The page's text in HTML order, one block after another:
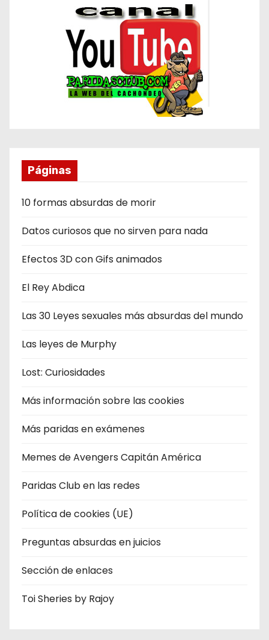
Páginas
10 formas absurdas de morir
Datos curiosos que no sirven para nada
Efectos 3D con Gifs animados
El Rey Abdica
Las 30 Leyes sexuales más absurdas del mundo
Las leyes de Murphy
Lost: Curiosidades
Más información sobre las cookies
Más paridas en exámenes
Memes de Avengers Capitán América
Paridas Club en las redes
Política de cookies (UE)
Preguntas absurdas en juicios
Sección de enlaces
Toi Sheries by Rajoy